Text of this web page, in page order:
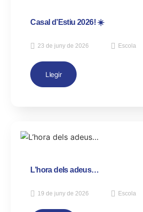
Casal d’Estiu 2026! ☀️
23 de juny de 2026 Escola
Llegir
L’hora dels adeus…
19 de juny de 2026 Escola